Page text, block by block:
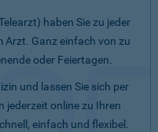
haben Sie zu jeder
Arzt. Ganz einfach von zu
oder Feiertagen.
und lassen Sie sich per
jederzeit online zu Ihren
einfach und flexibel.